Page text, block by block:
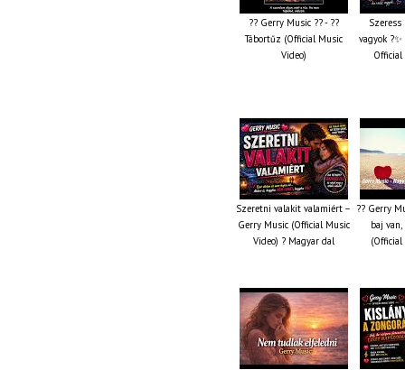
?? Gerry Music ?? - ??
Tábortűz (Official Music
Video)
Szeress
vagyok
Official
Szeretni valakit valamiért –
Gerry Music (Official Music
Video) ? Magyar dal
?? Gerry
baj
(Official